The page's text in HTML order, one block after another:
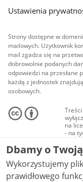
Ustawienia
Strony dostępne w
mailowych. Użytkownik
mail zgadza się na
dobrowolnie podanych
odpowiedzi na przesłane
każdą z jednostek
osobowych.
na
- na
audio
NC-
Dbamy o
Wykorzystujemy
prawidłowego